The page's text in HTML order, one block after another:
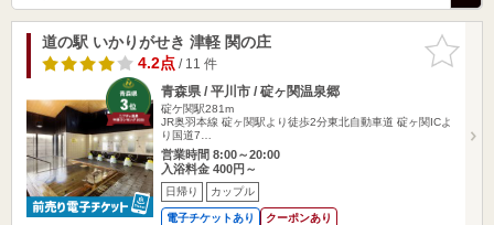
お気に入
りに追加
道の駅 いかりがせき 津軽 関の庄
4.2点/ 11 件
青森県 / 平川市 / 碇ヶ関温泉郷
碇ケ関駅281m
JR奥羽本線 碇ヶ関駅より徒歩2分東北自動車道 碇ヶ関ICよ
り国道7…
営業時間 8:00～20:00
入浴料金 400円～
日帰り カップル
電子チケットあり クーポンあり